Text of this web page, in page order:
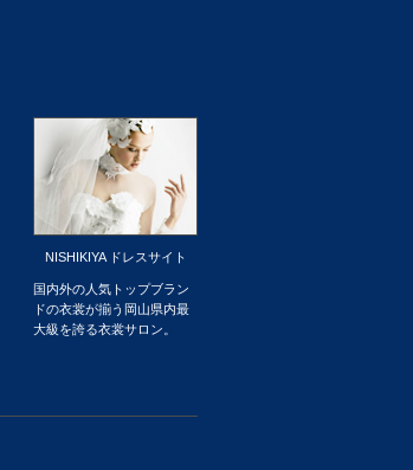
NISHIKIYA ドレスサイト
国内外の人気トップブラン
ドの衣裳が揃う岡山県内最
大級を誇る衣裳サロン。